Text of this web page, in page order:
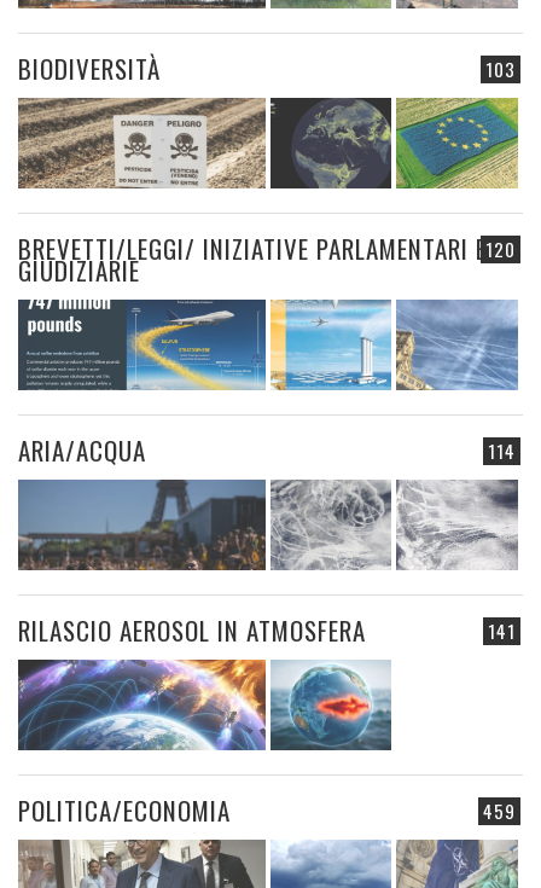
103
BIODIVERSITÀ
120
BREVETTI/LEGGI/ INIZIATIVE PARLAMENTARI E
GIUDIZIARIE
114
ARIA/ACQUA
141
RILASCIO AEROSOL IN ATMOSFERA
459
POLITICA/ECONOMIA